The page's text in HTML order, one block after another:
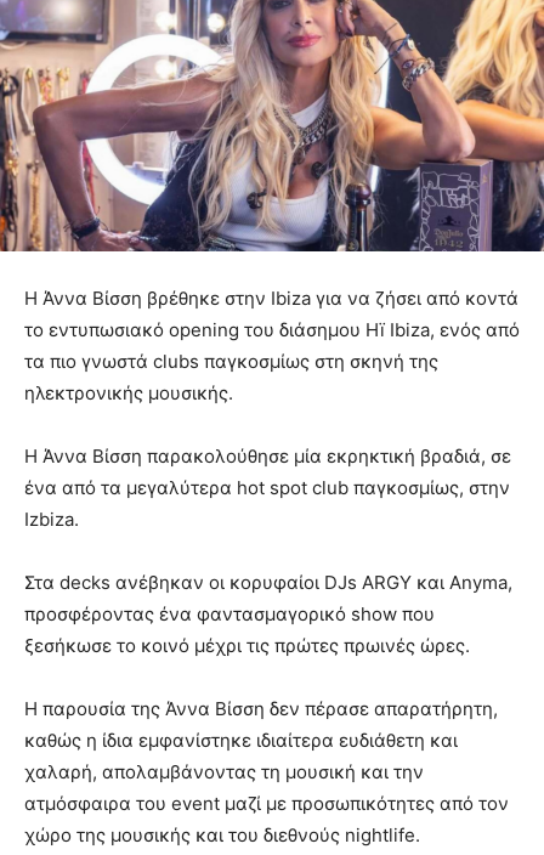
Η Άννα Βίσση βρέθηκε στην Ibiza για να ζήσει από κοντά
το εντυπωσιακό opening του διάσημου Hï Ibiza, ενός από
τα πιο γνωστά clubs παγκοσμίως στη σκηνή της
ηλεκτρονικής μουσικής.
Η Άννα Βίσση παρακολούθησε μία εκρηκτική βραδιά, σε
ένα από τα μεγαλύτερα hot spot club παγκοσμίως, στην
Izbiza.
Στα decks ανέβηκαν οι κορυφαίοι DJs ARGY και Anyma,
προσφέροντας ένα φαντασμαγορικό show που
ξεσήκωσε το κοινό μέχρι τις πρώτες πρωινές ώρες.
Η παρουσία της Άννα Βίσση δεν πέρασε απαρατήρητη,
καθώς η ίδια εμφανίστηκε ιδιαίτερα ευδιάθετη και
χαλαρή, απολαμβάνοντας τη μουσική και την
ατμόσφαιρα του event μαζί με προσωπικότητες από τον
χώρο της μουσικής και του διεθνούς nightlife.